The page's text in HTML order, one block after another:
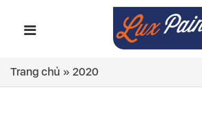
Trang chủ » 2020